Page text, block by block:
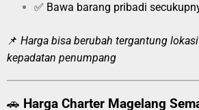
✅ Bawa barang pribadi
📌 Harga bisa berubah tergantung
kepadatan penumpang
🚗 Harga Charter Magelang